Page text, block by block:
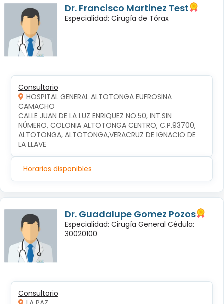
Dr. Francisco Martinez Test
Especialidad: Cirugía de Tórax
Consultorio
HOSPITAL GENERAL ALTOTONGA EUFROSINA
CAMACHO
CALLE JUAN DE LA LUZ ENRIQUEZ NO.50, INT.SIN
NÚMERO, COLONIA ALTOTONGA CENTRO, C.P.93700,
ALTOTONGA, ALTOTONGA,VERACRUZ DE IGNACIO DE
LA LLAVE
Horarios disponibles
Dr. Guadalupe Gomez Pozos
Especialidad: Cirugía General Cédula:
30020100
Consultorio